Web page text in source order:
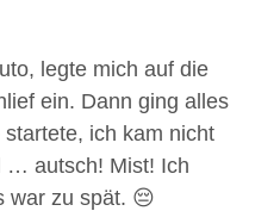
legte mich auf die
ein. Dann ging alles
ich kam nicht
… autsch! Mist! Ich
zu spät. 😔